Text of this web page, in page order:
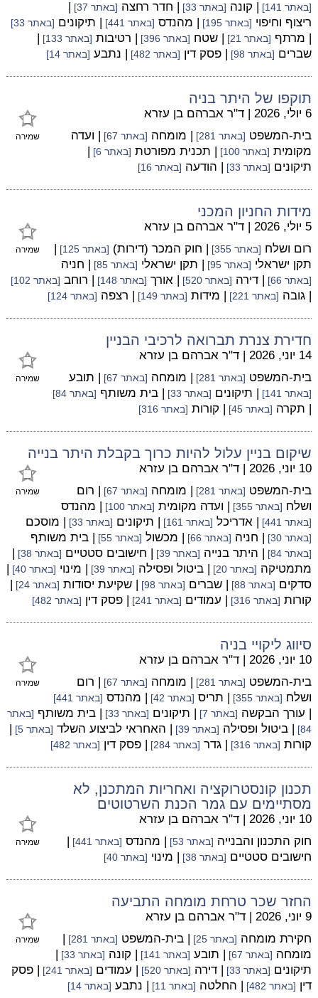
[באתר 141] | קונה [באתר 33] | חדר רחצה [באתר 37]
|
ריצוף וחיפוי [באתר 195] | מהנדס [באתר 441] | תיקונים [באתר 33]
| מרתף [באתר 21] | שטח [באתר 396] | רטיבות [באתר 133]
|
שברים [באתר 98] | פסק דין [באתר 482] | נתבע [באתר 14]
תוקפו של היתר בניה
שמירה
6 יולי, 2026 | ד"ר אברהם בן עזרא
בית-המשפט [באתר 281] | מומחה [באתר 67]
| ועדה
מקומית [באתר 100] | תכנית מפורטת [באתר 6]
|
תיקונים [באתר 33] | הודעה [באתר 16]
מידות החניון המכני
שמירה
5 יולי, 2026 | ד"ר אברהם בן עזרא
רום ושלח [באתר 355] | חוק המכר (דירות) [באתר 125]
|
תקן ישראלי [באתר 95] | תקן ישראלי [באתר 85] | חניה
[באתר 66] | דירה [באתר 520] | אורך [באתר 148] | רוחב [באתר 102]
| גובה [באתר 221] | מידות [באתר 149] | רצפה [באתר 124]
חדירת צנרת תברואה לרכיבי הבניין
שמירה
14 יוני, 2026 | ד"ר אברהם בן עזרא
בית-המשפט [באתר 281] | מומחה [באתר 67] | תובע
[באתר 141] | תיקונים [באתר 33] | בית משותף [באתר 84]
| תקרה [באתר 45] | קורות [באתר 316]
שיקום בניין עלול להיות כרוך בקבלת היתר בנייה
שמירה
10 יוני, 2026 | ד"ר אברהם בן עזרא
בית-המשפט [באתר 281] | מומחה [באתר 67]
| רום
ושלח [באתר 355] | ועדה מקומית [באתר 100] | מהנדס
[באתר 441] | אדריכל [באתר 161] | תיקונים [באתר 33] | מוסכם
[באתר 30] | חניה [באתר 66] | מכשול [באתר 55] | בית משותף
[באתר 84] | היתר בנייה [באתר 39] | חישובים סטטיים [באתר 38]
|
מתמטיקה [באתר 20] | ביטול ופסילה [באתר 39] | מינוי [באתר 40]
|
סדקים [באתר 88] | שברים [באתר 98] | שקיעת יסודות [באתר 24]
|
קורות [באתר 316] | עמודים [באתר 241] | פסק דין [באתר 482]
סיווג ליקויי בניה
שמירה
10 יוני, 2026 | ד"ר אברהם בן עזרא
בית-המשפט [באתר 281] | מומחה [באתר 67]
| רום
ושלח [באתר 355] | תריס [באתר 42] | מהנדס [באתר 441]
| עורך הבקשה [באתר 7] | תיקונים [באתר 33] | בית משותף [באתר
84]
| ביטול ופסילה [באתר 39] | האחראי לביצוע השלד [באתר 5]
|
קורות [באתר 316] | גדר [באתר 284] | פסק דין [באתר 482]
תכנון קונסטרוקציה ואחריות המתכנן, לא
מסתיימים עם גמר הכנת השרטוטים
שמירה
10 יוני, 2026 | ד"ר אברהם בן עזרא
חוק התכנון והבנייה [באתר 53] | מהנדס [באתר 441]
|
חישובים סטטיים [באתר 38] | מינוי [באתר 40]
החזר שכר טרחת מומחה התביעה
שמירה
9 יוני, 2026 | ד"ר אברהם בן עזרא
חקירת מומחה [באתר 25] | בית-המשפט [באתר 281]
|
מומחה [באתר 67] | תובע [באתר 141] | קונה [באתר 33]
|
תיקונים [באתר 33] | דירה [באתר 520] | עמודים [באתר 241]
| פסק
דין [באתר 482] | החלטה [באתר 11] | נתבע [באתר 14]